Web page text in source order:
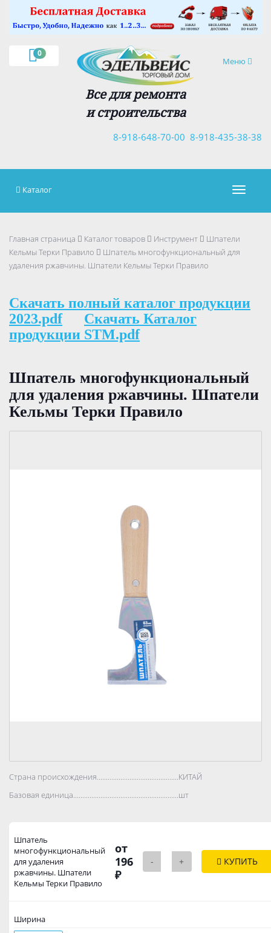
0
Навигация
Меню
Все для ремонта
и строительства
8-918-435-38-38
8-918-648-70-00
×
Каталог
Главная страница Каталог товаров Инструмент
Шпатели
Кельмы Терки Правило
Шпатель многофункциональный для
удаления ржавчины. Шпатели Кельмы Терки Правило
Скачать полный каталог продукции
2023.pdf
Скачать Каталог
продукции STM.pdf
Шпатель многофункциональный
для удаления ржавчины. Шпатели
Кельмы Терки Правило
Страна происхождения..................................................................................
КИТАЙ
Базовая единица..................................................................................
шт
Шпатель
многофункциональный
для удаления
ржавчины. Шпатели
Кельмы Терки Правило
от
196
₽
- + КУПИТЬ
Ширина